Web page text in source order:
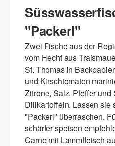
"Packerl"
Zwei Fische aus der
vom Hecht aus
St. Thomas in
und Kirschtomaten
Zitrone, Salz, Pfeffer und
Dillkartoffeln. Lassen sie
"Packerl" überraschen.
schärfer speisen
Carne mit Lammfleisch